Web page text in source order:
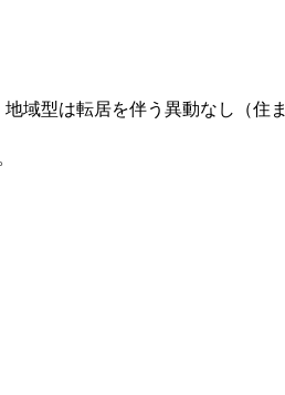
域型は転居を伴う異動なし（住ま